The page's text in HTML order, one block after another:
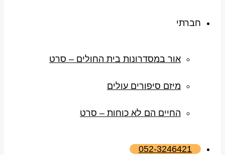
חברתי
אור במסדרונות בית החולים – סרט
מיזם סיפורים עולים
החיים הם לא כוחות – סרט
052-3246421